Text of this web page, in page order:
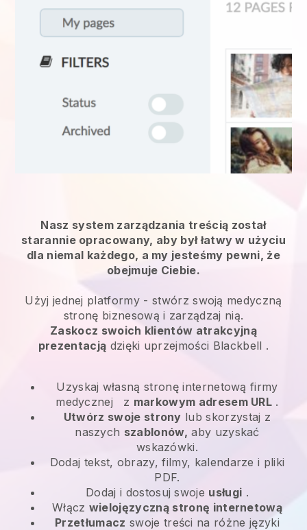
Nasz system zarządzania treścią został
starannie opracowany, aby był łatwy w użyciu
dla niemal każdego, a my jesteśmy pewni, że
obejmuje Ciebie.
Użyj jednej platformy - stwórz swoją medyczną
stronę biznesową i zarządzaj nią.
Zaskocz swoich klientów atrakcyjną
prezentacją dzięki uprzejmości Blackbell .
Uzyskaj własną stronę internetową firmy
medycznej
z markowym adresem URL .
Utwórz swoje strony lub skorzystaj z
naszych szablonów, aby uzyskać
wskazówki.
Dodaj tekst, obrazy, filmy, kalendarze i pliki
PDF.
Dodaj i dostosuj swoje usługi .
Włącz wielojęzyczną stronę internetową
Przetłumacz swoje treści na różne języki